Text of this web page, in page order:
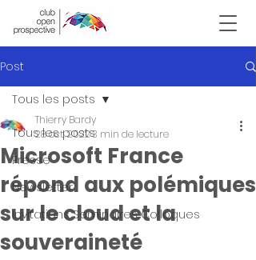
Victor Hugo
Post
Tous les posts
Presse
Newsletter
Invitations Seminaires Colloques
Tous les posts
Microsoft France
répond aux polémiques
sur le cloud et la
souveraineté
Thierry Bardy
28 oct. 20223 min de lecture